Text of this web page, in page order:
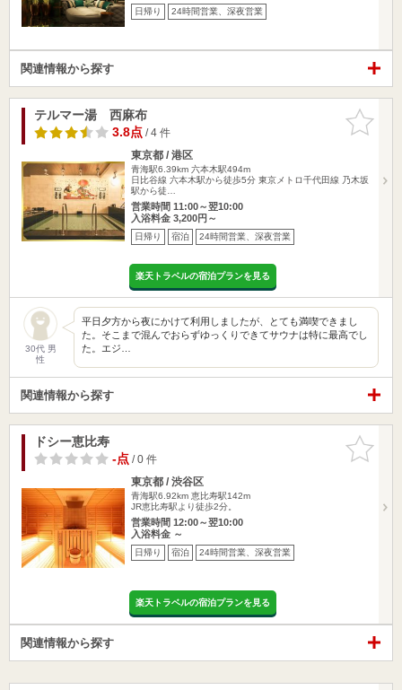
日帰り 24時間営業、深夜営業
関連情報から探す
お気に入
りに追加
テルマー湯 西麻布
3.8点/ 4 件
東京都 / 港区
青海駅6.39km 六本木駅494m
日比谷線 六本木駅から徒歩5分 東京メトロ千代田線 乃木坂
駅から徒…
営業時間 11:00～翌10:00
入浴料金 3,200円～
日帰り 宿泊 24時間営業、深夜営業
楽天トラベルの宿泊プランを見る
30代 男
性
平日夕方から夜にかけて利用しましたが、とても満喫できまし
た。そこまで混んでおらずゆっくりできてサウナは特に最高でし
た。エジ…
関連情報から探す
お気に入
りに追加
ドシー恵比寿
-点/ 0 件
東京都 / 渋谷区
青海駅6.92km 恵比寿駅142m
JR恵比寿駅より徒歩2分。
営業時間 12:00～翌10:00
入浴料金 ～
日帰り 宿泊 24時間営業、深夜営業
楽天トラベルの宿泊プランを見る
関連情報から探す